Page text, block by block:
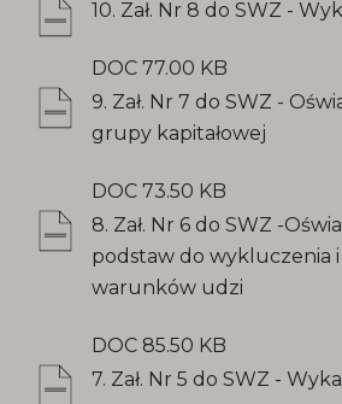
10. Zał. Nr 8 do SWZ -
DOC 77.00 KB
9. Zał. Nr 7 do SWZ -
grupy kapitałowej
DOC 73.50 KB
8. Zał. Nr 6 do SWZ -
podstaw do wykluczenia i
warunków udzi
DOC 85.50 KB
7. Zał. Nr 5 do SWZ -